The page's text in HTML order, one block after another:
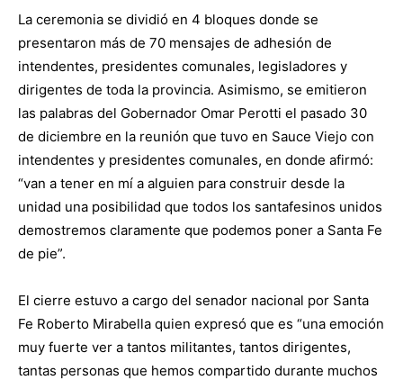
La ceremonia se dividió en 4 bloques donde se
presentaron más de 70 mensajes de adhesión de
intendentes, presidentes comunales, legisladores y
dirigentes de toda la provincia. Asimismo, se emitieron
las palabras del Gobernador Omar Perotti el pasado 30
de diciembre en la reunión que tuvo en Sauce Viejo con
intendentes y presidentes comunales, en donde afirmó:
“van a tener en mí a alguien para construir desde la
unidad una posibilidad que todos los santafesinos unidos
demostremos claramente que podemos poner a Santa Fe
de pie”.
El cierre estuvo a cargo del senador nacional por Santa
Fe Roberto Mirabella quien expresó que es “una emoción
muy fuerte ver a tantos militantes, tantos dirigentes,
tantas personas que hemos compartido durante muchos